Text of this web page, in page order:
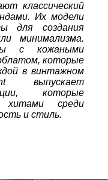
классический
Их модели
для создания
минимализма.
с кожаными
которые
в винтажном
выпускает
которые
хитами среди
и стиль.